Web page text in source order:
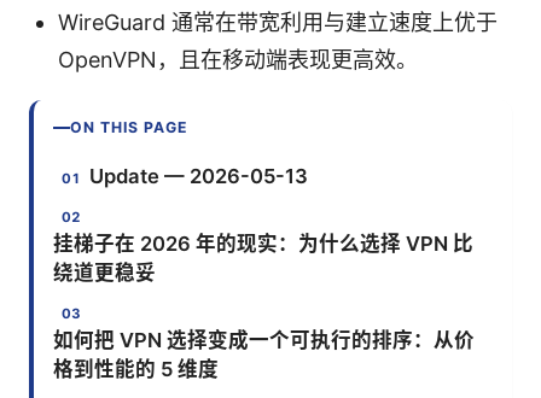
WireGuard 通常在带宽利用与建立速度上优于
OpenVPN，且在移动端表现更高效。
ON THIS PAGE
Update — 2026-05-13
挂梯子在 2026 年的现实：为什么选择 VPN 比
绕道更稳妥
如何把 VPN 选择变成一个可执行的排序：从价
格到性能的 5 维度